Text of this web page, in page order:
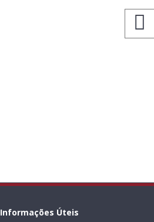
Informações Úteis